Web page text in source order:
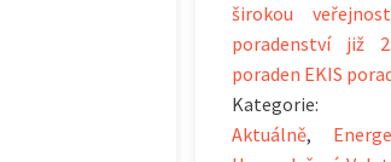
širokou
poradenství již
poraden EKIS
Kategorie:
Aktuálně,